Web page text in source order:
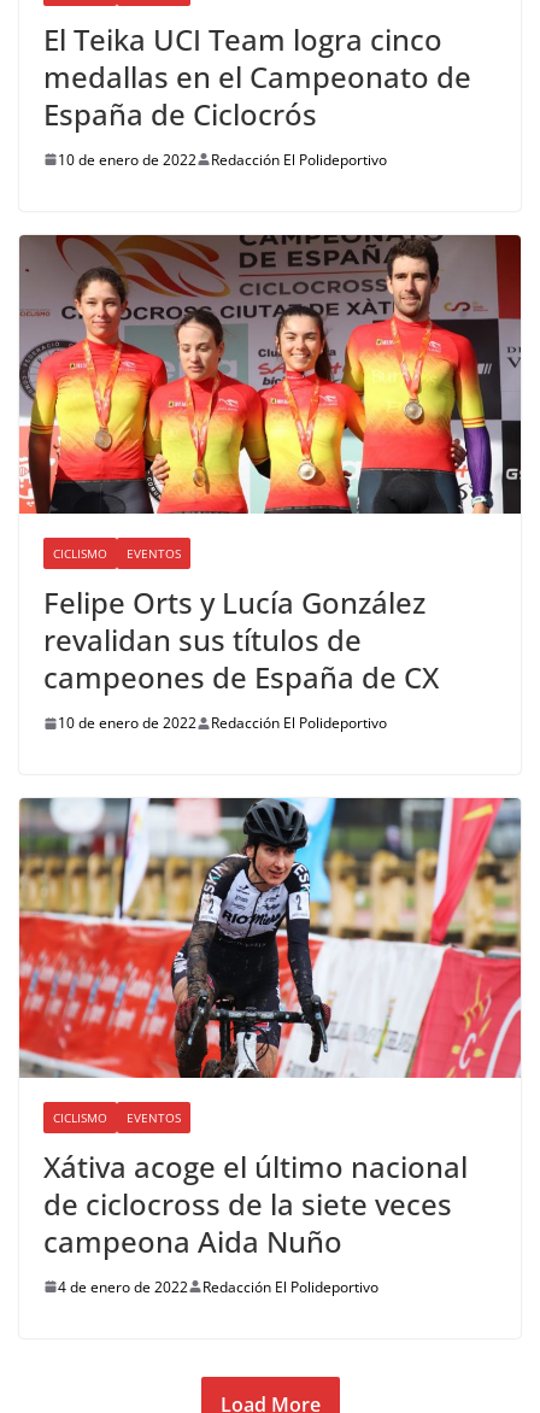
El Teika UCI Team logra cinco
medallas en el Campeonato de
España de Ciclocrós
10 de enero de 2022 Redacción El Polideportivo
CICLISMO EVENTOS
Felipe Orts y Lucía González
revalidan sus títulos de
campeones de España de CX
10 de enero de 2022 Redacción El Polideportivo
CICLISMO EVENTOS
Xátiva acoge el último nacional
de ciclocross de la siete veces
campeona Aida Nuño
4 de enero de 2022 Redacción El Polideportivo
Load More